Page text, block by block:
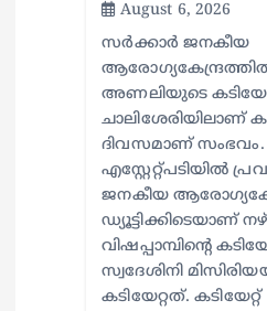
August 6, 2026
സര്‍ക്കാര്‍ ജനകീയ
അണലിയുടെ
ചാലിശേരിയിലാണ്
ദിവസമാണ് സംഭവം.
എസ്റ്റേറ്റ്പടിയില്‍
ജനകീയ
ഡ്യൂട്ടിക്കിടെയാണ്
വിഷപ്പാമ്പിന്റെ
സ്വദേശിനി
കടിയേറ്റത്. കടിയേറ്റ്